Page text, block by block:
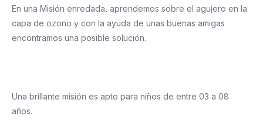
En una Misión enredada, aprendemos sobre el agujero en la
capa de ozono y con la ayuda de unas buenas amigas
encontramos una posible solución.
Una brillante misión es apto para niños de entre 03 a 08
años.